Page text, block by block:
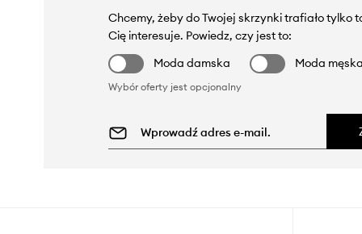
Chcemy, żeby do Twojej skrzynki trafiało tylko
Cię interesuje. Powiedz, czy jest to:
Moda damska
Moda męska
Wybór oferty jest opcjonalny